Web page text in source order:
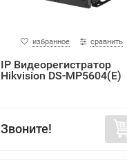
избранное сравнить
IP Видеорегистратор
Hikvision DS-MP5604(E)
Звоните!